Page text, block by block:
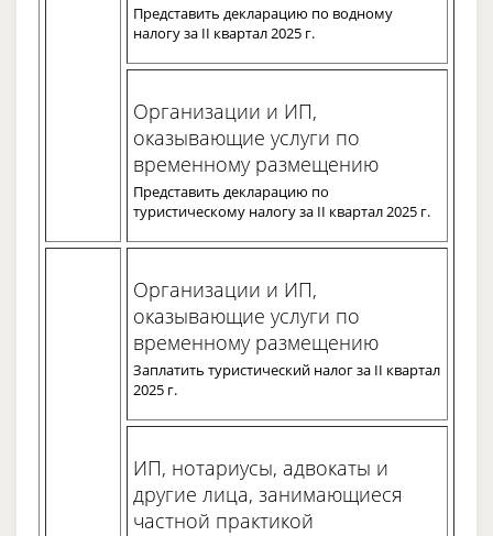
Представить декларацию по водному
налогу за II квартал 2025 г.
Организации и ИП,
оказывающие услуги по
временному размещению
Представить декларацию по
туристическому налогу за II квартал 2025 г.
Организации и ИП,
оказывающие услуги по
временному размещению
Заплатить туристический налог за II квартал
2025 г.
ИП, нотариусы, адвокаты и
другие лица, занимающиеся
частной практикой